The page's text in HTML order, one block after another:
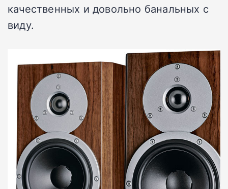
качественных и довольно банальных с
виду.